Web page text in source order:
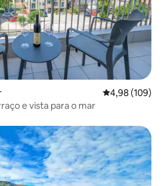
Classificação
4,98 (109)
e vista para o mar